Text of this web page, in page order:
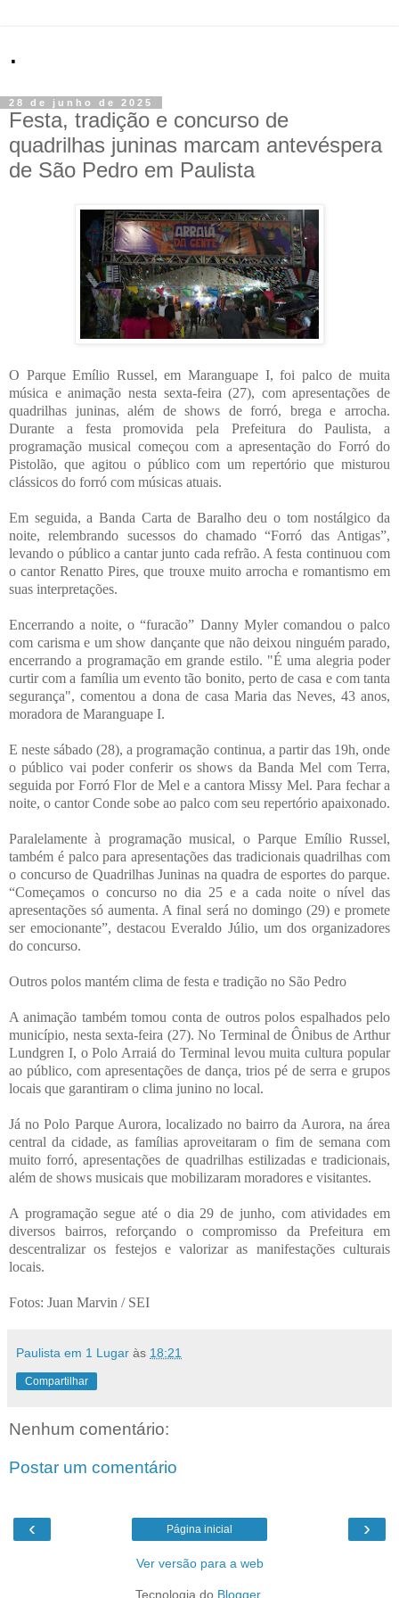
.
28 de junho de 2025
Festa, tradição e concurso de
quadrilhas juninas marcam antevéspera
de São Pedro em Paulista
O Parque Emílio Russel, em Maranguape I, foi palco de muita
música e animação nesta sexta-feira (27), com apresentações de
quadrilhas juninas, além de shows de forró, brega e arrocha.
Durante a festa promovida pela Prefeitura do Paulista, a
programação musical começou com a apresentação do Forró do
Pistolão, que agitou o público com um repertório que misturou
clássicos do forró com músicas atuais.
Em seguida, a Banda Carta de Baralho deu o tom nostálgico da
noite, relembrando sucessos do chamado “Forró das Antigas”,
levando o público a cantar junto cada refrão. A festa continuou com
o cantor Renatto Pires, que trouxe muito arrocha e romantismo em
suas interpretações.
Encerrando a noite, o “furacão” Danny Myler comandou o palco
com carisma e um show dançante que não deixou ninguém parado,
encerrando a programação em grande estilo. "É uma alegria poder
curtir com a família um evento tão bonito, perto de casa e com tanta
segurança", comentou a dona de casa Maria das Neves, 43 anos,
moradora de Maranguape I.
E neste sábado (28), a programação continua, a partir das 19h, onde
o público vai poder conferir os shows da Banda Mel com Terra,
seguida por Forró Flor de Mel e a cantora Missy Mel. Para fechar a
noite, o cantor Conde sobe ao palco com seu repertório apaixonado.
Paralelamente à programação musical, o Parque Emílio Russel,
também é palco para apresentações das tradicionais quadrilhas com
o concurso de Quadrilhas Juninas na quadra de esportes do parque.
“Começamos o concurso no dia 25 e a cada noite o nível das
apresentações só aumenta. A final será no domingo (29) e promete
ser emocionante”, destacou Everaldo Júlio, um dos organizadores
do concurso.
Outros polos mantém clima de festa e tradição no São Pedro
A animação também tomou conta de outros polos espalhados pelo
município, nesta sexta-feira (27). No Terminal de Ônibus de Arthur
Lundgren I, o Polo Arraiá do Terminal levou muita cultura popular
ao público, com apresentações de dança, trios pé de serra e grupos
locais que garantiram o clima junino no local.
Já no Polo Parque Aurora, localizado no bairro da Aurora, na área
central da cidade, as famílias aproveitaram o fim de semana com
muito forró, apresentações de quadrilhas estilizadas e tradicionais,
além de shows musicais que mobilizaram moradores e visitantes.
A programação segue até o dia 29 de junho, com atividades em
diversos bairros, reforçando o compromisso da Prefeitura em
descentralizar os festejos e valorizar as manifestações culturais
locais.
Fotos: Juan Marvin / SEI
Paulista em 1 Lugar às 18:21
Compartilhar
Nenhum comentário:
Postar um comentário
‹ ›
Página inicial
Ver versão para a web
Tecnologia do Blogger.